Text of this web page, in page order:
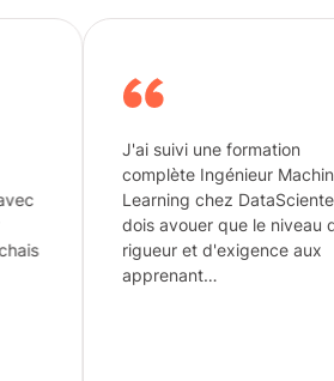
J'ai suivi une formation
complète Ingénieur Machine
Learning chez DataScientest. je
dois avouer que le niveau de
rigueur et d'exigence aux